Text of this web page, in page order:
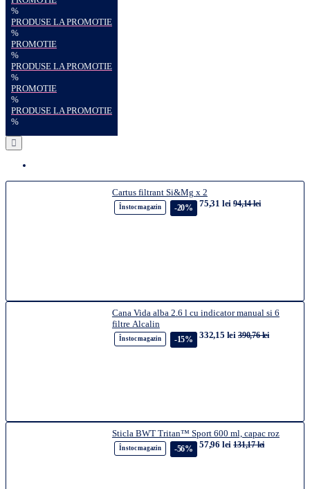
%
PRODUSE LA PROMOTIE
%
PROMOTIE
%
PRODUSE LA PROMOTIE
%
PROMOTIE
%
PRODUSE LA PROMOTIE
%
Cartus filtrant Si&Mg x 2
În stoc magazin -20% 75,31 lei 94,14 lei
Cana Vida alba 2.6 l cu indicator manual si 6
filtre Alcalin
În stoc magazin -15% 332,15 lei 390,76 lei
Sticla BWT Tritan™ Sport 600 ml, capac roz
În stoc magazin -56% 57,96 lei 131,17 lei